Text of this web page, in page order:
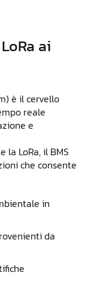
ai
è il cervello
reale
e
la LoRa, il BMS
che consente
in
da